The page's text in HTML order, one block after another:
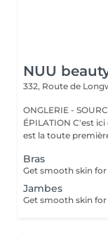
NUU
332, Route de
ONGLERIE -
ÉPILATION C'est ici que tout a commencé. Depuis 2022, Merl
est la toute
Bras
Jambes